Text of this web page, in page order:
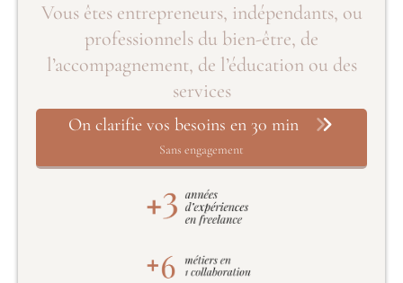
Vous êtes entrepreneurs, indépendants, ou
professionnels du bien-être, de
l’accompagnement, de l’éducation ou des
services
On clarifie vos besoins en 30 min
Sans engagement